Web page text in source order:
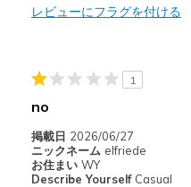
Durable
Width
Sizing
View On Shoes
レビューにフラグを付ける
1
no
掲載日 2026/06/27
ニックネーム elfriede
お住まい WY
Describe Yourself Casual